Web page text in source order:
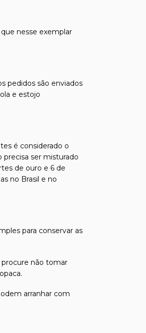
nesse exemplar
pedidos são enviados
e estojo
é considerado o
precisa ser misturado
de ouro e 6 de
no Brasil e no
para conservar as
não tomar
arranhar com